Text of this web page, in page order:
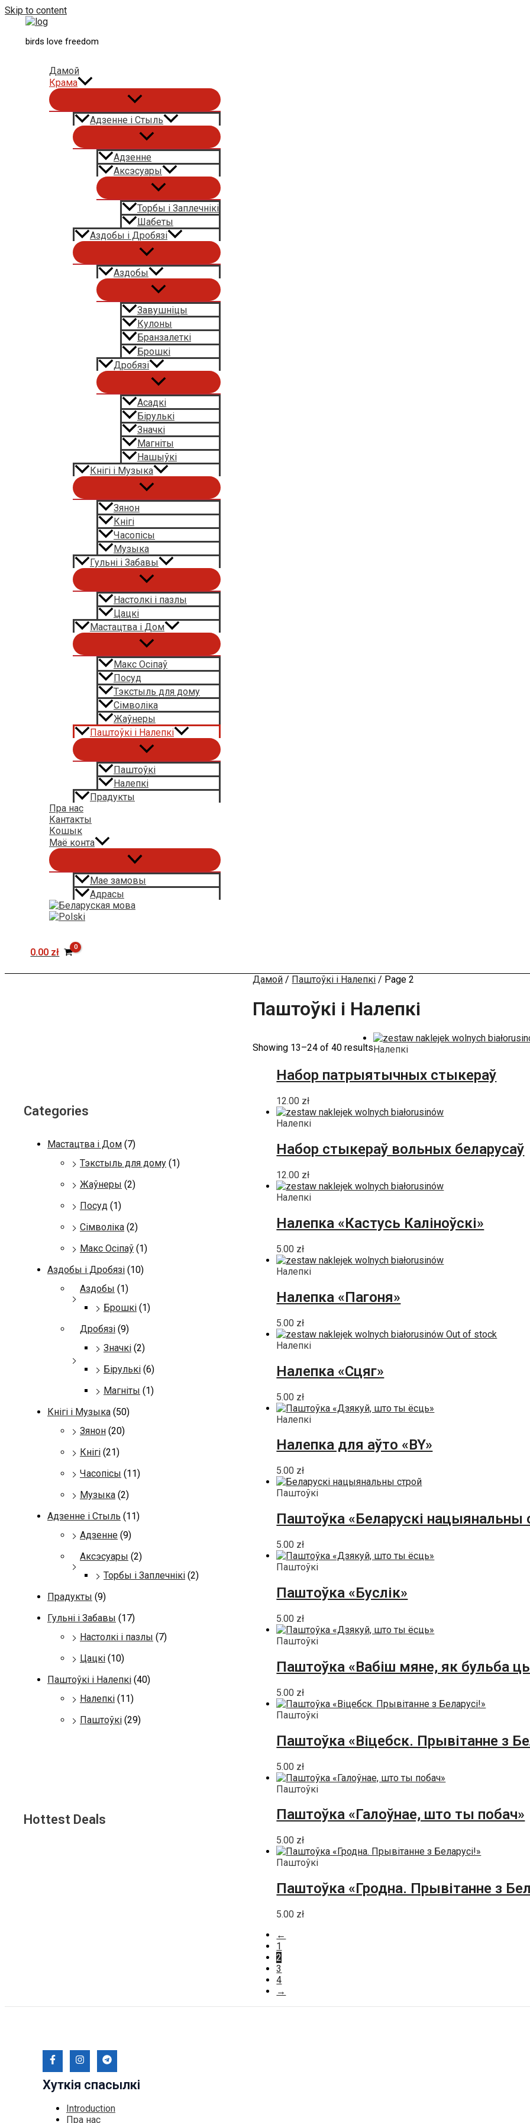
Skip to content
birds love freedom
Дамой
Крама
Адзенне і Стыль
Адзенне
Аксэсуары
Торбы і Заплечнікі
Шабеты
Аздобы і Дробязі
Аздобы
Завушніцы
Кулоны
Бранзалеткі
Брошкі
Дробязі
Асадкі
Бірулькі
Значкі
Магніты
Нашыўкі
Кнігі і Музыка
Зянон
Кнігі
Часопісы
Музыка
Гульні і Забавы
Настолкі і пазлы
Цацкі
Мастацтва і Дом
Макс Осіпаў
Посуд
Тэкстыль для дому
Сімволіка
Жаўнеры
Паштоўкі і Налепкі
Паштоўкі
Налепкі
Прадукты
Пра нас
Кантакты
Кошык
Маё конта
Мае замовы
Адрасы
0.00 zł
Categories
Мастацтва і Дом (7)
Тэкстыль для дому (1)
Жаўнеры (2)
Посуд (1)
Сімволіка (2)
Макс Осіпаў (1)
Аздобы і Дробязі (10)
Аздобы (1)
Брошкі (1)
Дробязі (9)
Значкі (2)
Бірулькі (6)
Магніты (1)
Кнігі і Музыка (50)
Зянон (20)
Кнігі (21)
Часопісы (11)
Музыка (2)
Адзенне і Стыль (11)
Адзенне (9)
Аксэсуары (2)
Торбы і Заплечнікі (2)
Прадукты (9)
Гульні і Забавы (17)
Настолкі і пазлы (7)
Цацкі (10)
Паштоўкі і Налепкі (40)
Налепкі (11)
Паштоўкі (29)
Hottest Deals
Дамой / Паштоўкі і Налепкі / Page 2
Паштоўкі і Налепкі
Showing 13–24 of 40 results Налепкі
Набор патрыятычных стыкераў
12.00 zł
Налепкі
Набор стыкераў вольных беларусаў
12.00 zł
Налепкі
Налепка «Кастусь Каліноўскі»
5.00 zł
Налепкі
Налепка «Пагоня»
5.00 zł
Out of stock
Налепкі
Налепка «Сцяг»
5.00 zł
Налепкі
Налепка для аўто «BY»
5.00 zł
Паштоўкі
Паштоўка «Беларускі нацыянальны
5.00 zł
Паштоўкі
Паштоўка «Буслік»
5.00 zł
Паштоўкі
Паштоўка «Вабіш мяне, як бульба
5.00 zł
Паштоўкі
Паштоўка «Віцебск. Прывітанне з
5.00 zł
Паштоўкі
Паштоўка «Галоўнае, што ты побач»
5.00 zł
Паштоўкі
Паштоўка «Гродна. Прывітанне з
5.00 zł
←
1
2
3
4
→
Хуткія спасылкі
Introduction
Пра нас